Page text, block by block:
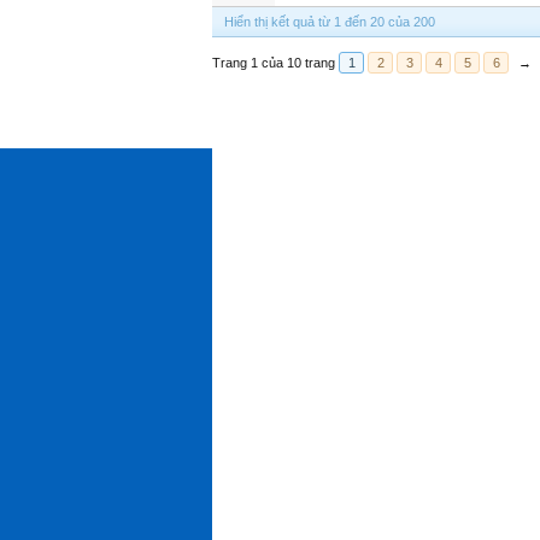
Hiển thị kết quả từ 1 đến 20 của 200
Trang 1 của 10 trang 1 2 3 4 5 6 →